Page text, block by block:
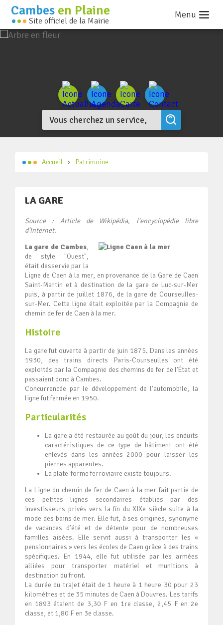
Cambes en Plaine
Site officiel de la Mairie
Menu
Accueil Patrimoine
LA GARE
Source : Article de Wikipédia, l'encyclopédie libre
d’internet.
La gare de Cambes,
de style "Ouest",
était desservie par la
Ligne de Caen à la mer, en provenance de la Gare de Caen
Saint-Martin et à destination de la gare de Luc-sur-Mer
puis, à partir de juillet 1876, de la gare de Courseulles-
sur-Mer. Cette ligne était exploitée par la Compagnie de
chemin de fer de Caen à la mer.
Histoire
La gare fut ouverte à partir de juin 1875. Dans les années
1930, des trains directs Paris-Courseulles ont été
exploités par la Compagnie des chemins de fer de l'État et
passaient donc à Cambes.
Concurrencée par le développement de l'automobile, la
ligne fut fermée en 1950.
Particularités
La gare a été restaurée au goût du jour, les enduits
caractéristiques de ce type de bâtiment ont été
enlevés dans les années 2000 pour laisser les
pierres apparentes.
La plate-forme ferroviaire existe toujours.
La Ligne du chemin de fer de Caen à la mer fait partie de
ces petites lignes secondaires établies par des
investisseurs privés vers la fin du XIXe siècle suite à la
mode des bains de mer. Elle fut, à ses origines, synonyme
de vacances d’été et de détente pour de nombreuses
familles aisées. Elle servit aussi à transporter les «
pensionnaires » vers les écoles de Caen grâce à des trains
spécifiques. En 1944, elle fut utilisée par les armées
alliées pour transporter matériel et munitions à
destination du front.
La durée du trajet était de 1 heure à 1 heure 30 pour 23
kilomètres et de 35 minutes de Caen à Douvres. Les tarifs
en 1893 étaient de 3,30 F en 1re classe, 2,45 F en 2e
classe, et 1,80 F en 3e classe.